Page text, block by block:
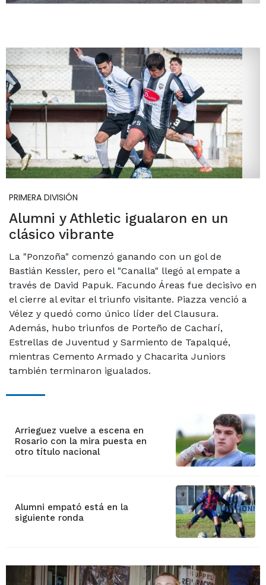
PRIMERA DIVISIÓN
Alumni y Athletic igualaron en un
clásico vibrante
La "Ponzoña" comenzó ganando con un gol de
Bastián Kessler, pero el "Canalla" llegó al empate a
través de David Papuk. Facundo Áreas fue decisivo en
el cierre al evitar el triunfo visitante. Piazza venció a
Vélez y quedó como único líder del Clausura.
Además, hubo triunfos de Porteño de Cacharí,
Estrellas de Juventud y Sarmiento de Tapalqué,
mientras Cemento Armado y Chacarita Juniors
también terminaron igualados.
Arrieguez vuelve a escena en
Rosario con la mira puesta en
otro título nacional
Alumni empató está en la
siguiente ronda